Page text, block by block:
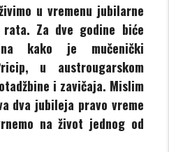
u vremenu jubilarne
Za dve godine biće
kako je mučenički
u austrougarskom
i zavičaja. Mislim
dva jubileja pravo vreme
na život jednog od